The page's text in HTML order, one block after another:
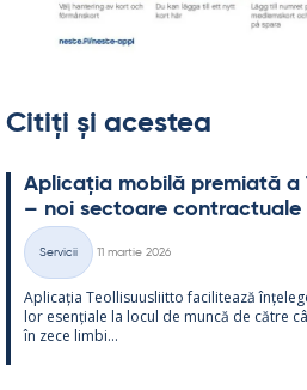
Citiți și acestea
Aplicația mo­bilă pre­miată a
– noi sec­toare cont­rac­tuale
Categorii
Servicii
11 martie 2026
Aplicația Teol­li­suus­liitto faci­li­tează
lor esențiale la locul de muncă de către
în zece limbi...